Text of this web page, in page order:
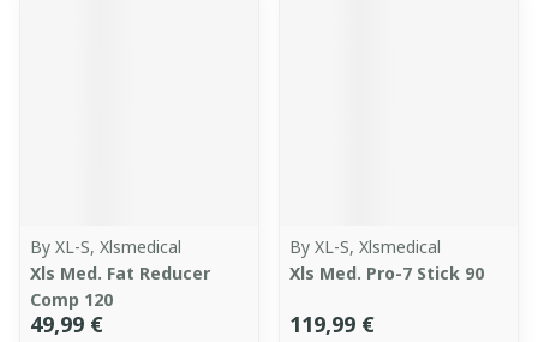
By XL-S, Xlsmedical
Xls Med. Fat Reducer
Comp 120
49,99 €
By XL-S, Xlsmedical
Xls Med. Pro-7 Stick 90
119,99 €